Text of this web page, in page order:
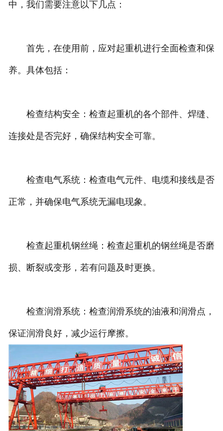
中，我们需要注意以下几点：
首先，在使用前，应对起重机进行全面检查和保
养。具体包括：
检查结构安全：检查起重机的各个部件、焊缝、
连接处是否完好，确保结构安全可靠。
检查电气系统：检查电气元件、电缆和接线是否
正常，并确保电气系统无漏电现象。
检查起重机钢丝绳：检查起重机的钢丝绳是否磨
损、断裂或变形，若有问题及时更换。
检查润滑系统：检查润滑系统的油液和润滑点，
保证润滑良好，减少运行摩擦。